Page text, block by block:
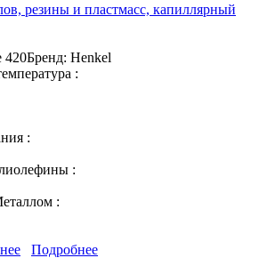
резины и пластмасс, капиллярный
420Бренд: Henkel
:
:
:
:
Подробнее